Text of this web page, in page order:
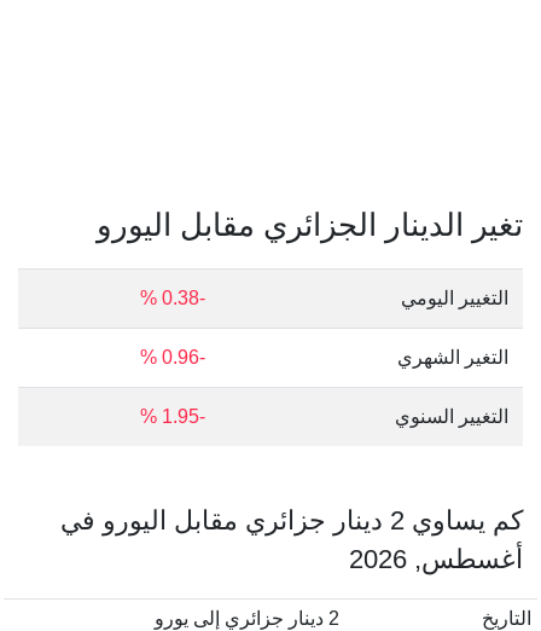
تغير الدينار الجزائري مقابل اليورو
التغيير اليومي -0.38 %
التغير الشهري -0.96 %
التغيير السنوي -1.95 %
كم يساوي 2 دينار جزائري مقابل اليورو في
أغسطس, 2026
التاريخ
2 دينار جزائري إلى يورو